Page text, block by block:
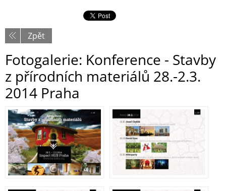
Zpět
Fotogalerie: Konference - Stavby
z přírodních materiálů 28.-2.3.
2014 Praha